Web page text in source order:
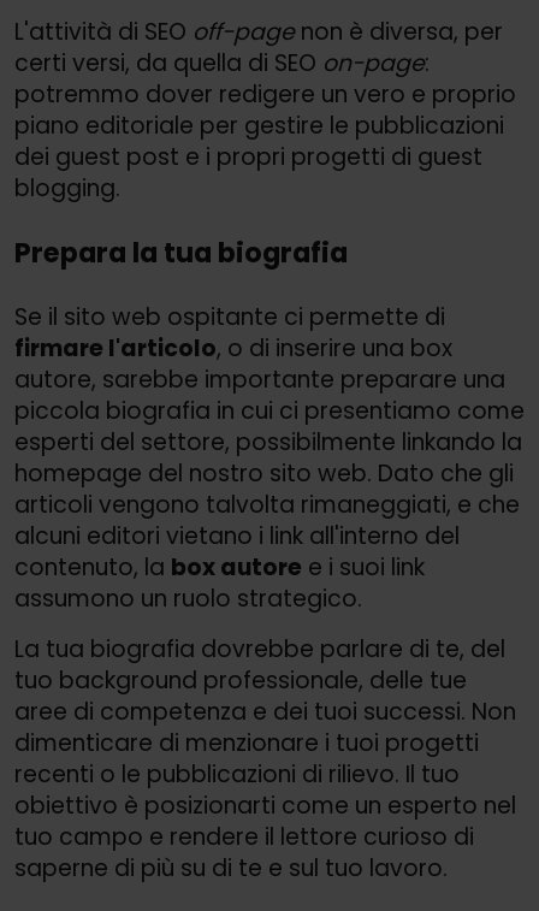
L'attività di SEO off-pagenon è diversa, per
certi versi, da quella di SEO on-page:
potremmo dover redigere un vero e proprio
piano editoriale per gestire le pubblicazioni
dei guest post e i propri progetti di guest
blogging.
Prepara la tua biografia
Se il sito web ospitante ci permette di
firmare l'articolo, o di inserire una box
autore, sarebbe importante preparare una
piccola biografia in cui ci presentiamo come
esperti del settore, possibilmente linkando la
homepage del nostro sito web. Dato che gli
articoli vengono talvolta rimaneggiati, e che
alcuni editori vietano i link all'interno del
contenuto, la box autore e i suoi link
assumono un ruolo strategico.
La tua biografia dovrebbe parlare di te, del
tuo background professionale, delle tue
aree di competenza e dei tuoi successi. Non
dimenticare di menzionare i tuoi progetti
recenti o le pubblicazioni di rilievo. Il tuo
obiettivo è posizionarti come un esperto nel
tuo campo e rendere il lettore curioso di
saperne di più su di te e sul tuo lavoro.